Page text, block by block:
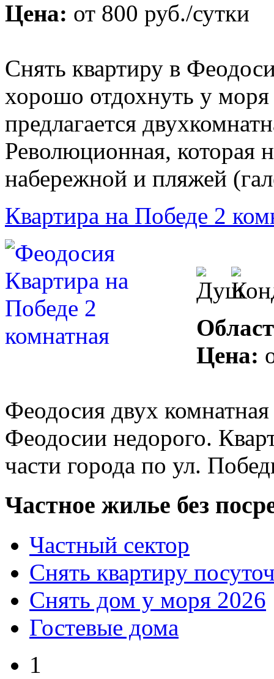
Цена: от 800 руб./сутки
Снять квартиру в
хорошо отдохнуть у
предлагается
Революционная, которая
набережной и пляжей
Квартира на Победе 2
Цена:
Феодосия двух
Феодосии недорого.
части города по ул.
Частное жилье без
Частный сектор
Снять квартиру
Снять дом у моря 2026
Гостевые дома
1